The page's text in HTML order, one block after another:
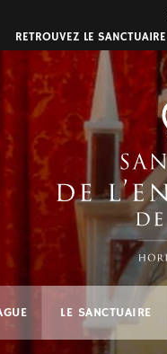
RETROUVEZ LE SANCTUAIRE
LE SANCTUAIRE